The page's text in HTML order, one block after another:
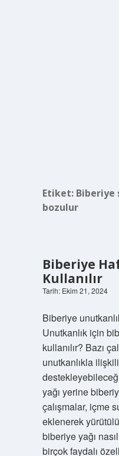
Etiket: Biberiye
bozulur
Biberiye
Kullanılır
Tarih: Ekim 21, 2024
Biberiye
Unutkanlık için
kullanılır? Bazı
unutkanlıkla
yağı yerine
çalışmalar, içme
eklenerek
biberiye yağı
birçok faydalı